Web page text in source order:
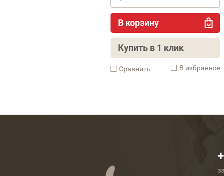
В корзину
Купить в 1 клик
Cравнить В избранное